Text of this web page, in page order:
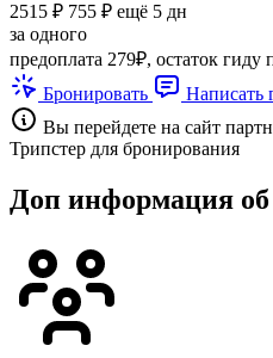
2515 ₽ 755 ₽ ещё 5 дн
за одного
предоплата 279₽, остаток гиду
Бронировать
Написать
Вы перейдете на сайт
Трипстер для бронирования
Доп информация об